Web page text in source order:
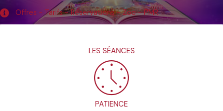
Offres - Tarifs - Réservations - Zoo - PMR
LES SÉANCES
PATIENCE